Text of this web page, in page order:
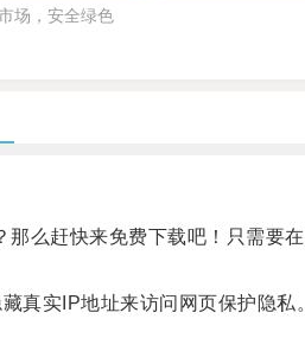
场，安全绿色
赶快来免费下载吧！只需要在
实IP地址来访问网页保护隐私。